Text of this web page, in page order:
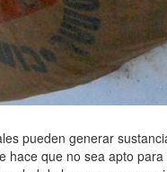
pueden generar
hace que no sea apto